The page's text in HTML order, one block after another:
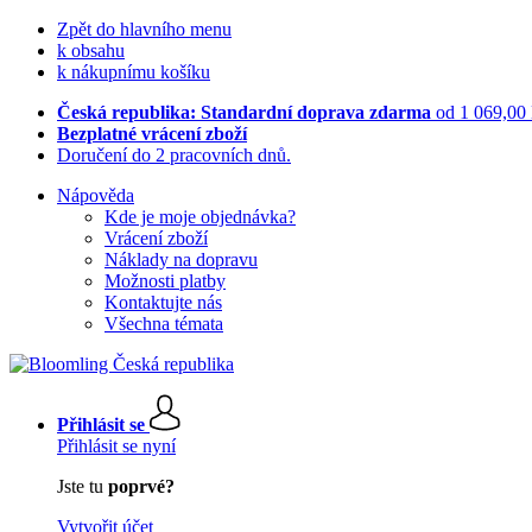
Zpět do hlavního menu
k obsahu
k nákupnímu košíku
Česká republika: Standardní doprava zdarma od 1 069,00
Bezplatné vrácení zboží
Doručení do 2 pracovních dnů.
Nápověda
Kde je moje objednávka?
Vrácení zboží
Náklady na dopravu
Možnosti platby
Kontaktujte nás
Všechna témata
Přihlásit se
Přihlásit se nyní
Jste tu poprvé?
Vytvořit účet